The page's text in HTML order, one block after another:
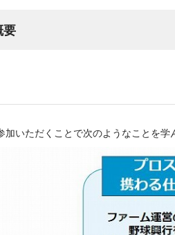
要
加いただくことで次のようなことを学